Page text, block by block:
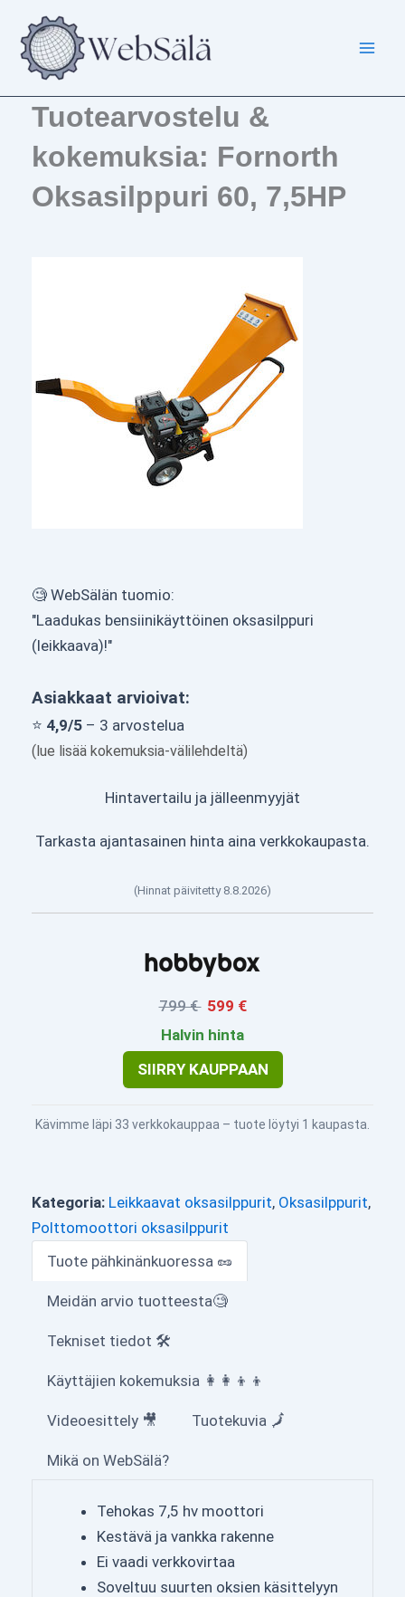
sisältöön
Tuotearvostelu &
kokemuksia: Fornorth
Oksasilppuri 60, 7,5HP
🧐 WebSälän tuomio:
"Laadukas bensiinikäyttöinen oksasilppuri
(leikkaava)!"
Asiakkaat arvioivat:
⭐ 4,9/5 – 3 arvostelua
(lue lisää kokemuksia-välilehdeltä)
Hintavertailu ja jälleenmyyjät
Tarkasta ajantasainen hinta aina verkkokaupasta.
(Hinnat päivitetty 8.8.2026)
799 € 599 €
Halvin hinta
SIIRRY KAUPPAAN
Kävimme läpi 33 verkkokauppaa – tuote löytyi 1 kaupasta.
Kategoria: Leikkaavat oksasilppurit, Oksasilppurit,
Polttomoottori oksasilppurit
Tuote pähkinänkuoressa 🥜
Meidän arvio tuotteesta🧐
Tekniset tiedot 🛠
Käyttäjien kokemuksia 👩‍👩‍👦‍👦
Videoesittely 🎥 Tuotekuvia 🗾
Mikä on WebSälä?
Tehokas 7,5 hv moottori
Kestävä ja vankka rakenne
Ei vaadi verkkovirtaa
Soveltuu suurten oksien käsittelyyn